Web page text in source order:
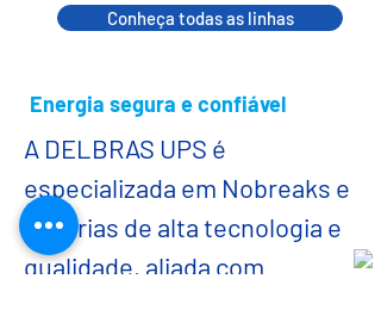
Conheça todas as linhas
Energia segura e confiável
A DELBRAS UPS é
especializada em Nobreaks e
Baterias de alta tecnologia e
qualidade, aliada com